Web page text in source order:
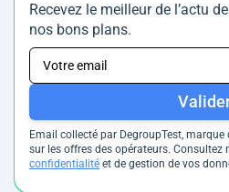
Recevez le meilleur de l’actu
nos bons plans.
Email collecté par DegroupTest,
sur les offres des opérateurs. Consultez
confidentialité et de gestion de vos